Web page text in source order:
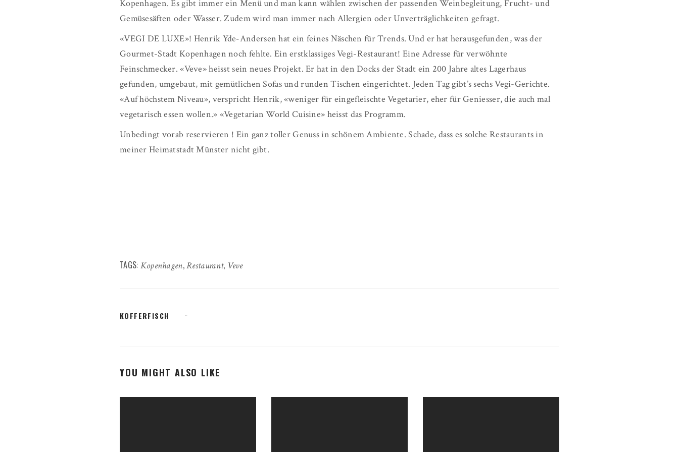
Kopenhagen. Es gibt immer ein Menü und man kann wählen zwischen der passenden Weinbegleitung, Frucht- und
Gemüsesäften oder Wasser. Zudem wird man immer nach Allergien oder Unverträglichkeiten gefragt.
«VEGI DE LUXE»! Henrik Yde-Andersen hat ein feines Näschen für Trends. Und er hat herausgefunden, was der
Gourmet-Stadt Kopenhagen noch fehlte. Ein erstklassiges Vegi-Restaurant! Eine Adresse für verwöhnte
Feinschmecker. «Veve» heisst sein neues Projekt. Er hat in den Docks der Stadt ein 200 Jahre altes Lagerhaus
gefunden, umgebaut, mit gemütlichen Sofas und runden Tischen eingerichtet. Jeden Tag gibt’s sechs Vegi-Gerichte.
«Auf höchstem Niveau», verspricht Henrik, «weniger für eingefleischte Vegetarier, eher für Geniesser, die auch mal
vegetarisch essen wollen.» «Vegetarian World Cuisine» heisst das Programm.
Unbedingt vorab reservieren ! Ein ganz toller Genuss in schönem Ambiente. Schade, dass es solche Restaurants in
meiner Heimatstadt Münster nicht gibt.
TAGS: Kopenhagen,Restaurant, Veve
KOFFERFISCH
YOU MIGHT ALSO LIKE